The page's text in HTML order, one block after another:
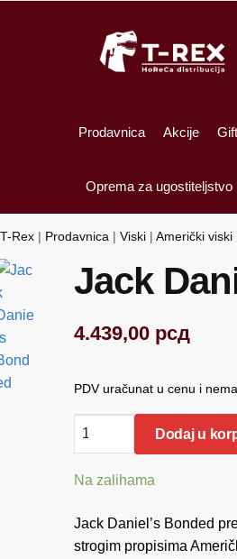
Prodavnica Akcije
Oprema za ugostiteljstvo
T-Rex | Prodavnica | Viski | Američki viski
Jack
4.439,00 рсд
PDV uračunat u cenu i
Jack
količina
Dodaj u
Na zalihama
Jack Daniel’s Bonded
strogim propisima